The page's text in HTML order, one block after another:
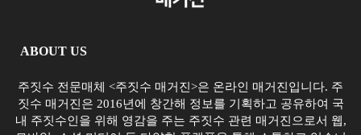
ABOUT US
주짓수 전문매체 <주짓수 매거진>은 온라인 매거진입니다. 주
짓수 매거진은 2016년에 창간해 정보를 기획하고 공유하여 국
내 주짓수인을 위해 영감을 주는 주짓수 관련 매거진으로서 웹,